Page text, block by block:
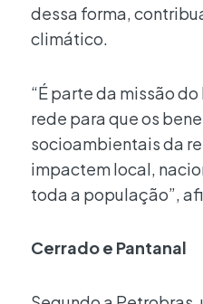
dessa forma,
climático.
“É parte da missão
rede para que os
socioambientais da
impactem local,
toda a população”,
Cerrado e Pantanal